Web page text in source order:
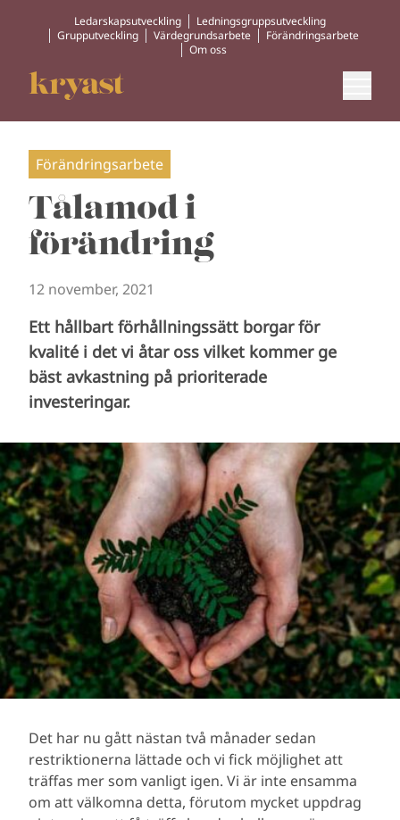
Ledarskapsutveckling
Ledningsgruppsutveckling
Grupputveckling
Värdegrundsarbete
Förändringsarbete
Om oss
Förändringsarbete
Tålamod i
förändring
12 november, 2021
Ett hållbart förhållningssätt borgar för
kvalité i det vi åtar oss vilket kommer ge
bäst avkastning på prioriterade
investeringar.
Det har nu gått nästan två månader sedan
restriktionerna lättade och vi fick möjlighet att
träffas mer som vanligt igen. Vi är inte ensamma
om att välkomna detta, förutom mycket uppdrag